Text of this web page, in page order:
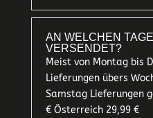
AN WELCHEN
VERSENDET?
Meist von Montag bis
Lieferungen übers
Samstag Lieferungen
€ Österreich 29,99 €